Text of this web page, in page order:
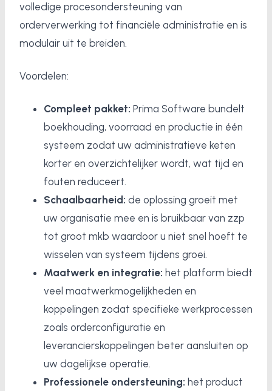
volledige procesondersteuning van
orderverwerking tot financiële administratie en is
modulair uit te breiden.
Voordelen:
Compleet pakket: Prima Software bundelt
boekhouding, voorraad en productie in één
systeem zodat uw administratieve keten
korter en overzichtelijker wordt, wat tijd en
fouten reduceert.
Schaalbaarheid: de oplossing groeit met
uw organisatie mee en is bruikbaar van zzp
tot groot mkb waardoor u niet snel hoeft te
wisselen van systeem tijdens groei.
Maatwerk en integratie: het platform biedt
veel maatwerkmogelijkheden en
koppelingen zodat specifieke werkprocessen
zoals orderconfiguratie en
leverancierskoppelingen beter aansluiten op
uw dagelijkse operatie.
Professionele ondersteuning: het product